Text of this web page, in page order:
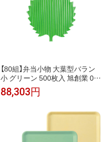
【80組】弁当小物 大葉型バラン
小 グリーン 500枚入 旭創業 007
95139
88,303円